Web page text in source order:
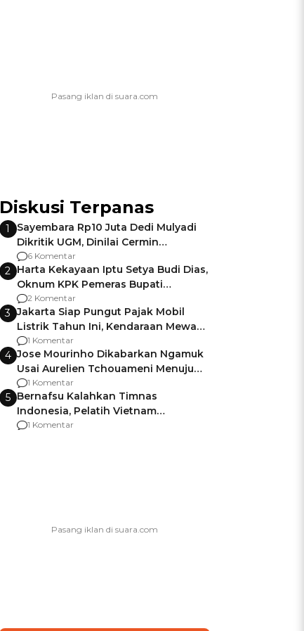
Diskusi Terpanas
1
Sayembara Rp10 Juta Dedi Mulyadi
Dikritik UGM, Dinilai Cermin
Gagalnya Negara Jamin Keamanan
6 Komentar
2 Harta Kekayaan Iptu Setya Budi Dias,
Oknum KPK Pemeras Bupati
Pemalang
2 Komentar
3 Jakarta Siap Pungut Pajak Mobil
Listrik Tahun Ini, Kendaraan Mewah
Kena hingga 75% PKB
1 Komentar
4 Jose Mourinho Dikabarkan Ngamuk
Usai Aurelien Tchouameni Menuju
Manchester United
1 Komentar
5 Bernafsu Kalahkan Timnas
Indonesia, Pelatih Vietnam
Berencana Pakai Jimat di Pakansari
1 Komentar